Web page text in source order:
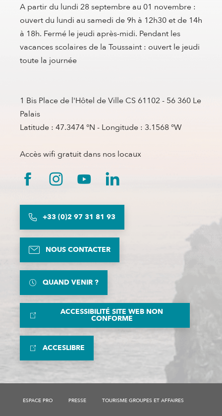
A partir du lundi 28 septembre au 01 novembre :
ouvert du lundi au samedi de 9h à 12h30 et de 14h
à 18h. Fermé le jeudi après-midi. Pendant les
vacances scolaires de la Toussaint : ouvert le jeudi
toute la journée
1 Bis Place de l'Hôtel de Ville CS 61102 - 56 360 Le
Palais
Latitude : 47.3474 °N - Longitude : 3.1568 °W
Accès wifi gratuit dans nos locaux
+33 (0)2 97 31 81 93
NOUS CONTACTER
QUAND VENIR ?
ACCESSIBILITÉ SITE WEB NON
CONFORME
ACCESLIBRE
ESPACE PRO PRESSE TOURISME GROUPES ET AFFAIRES